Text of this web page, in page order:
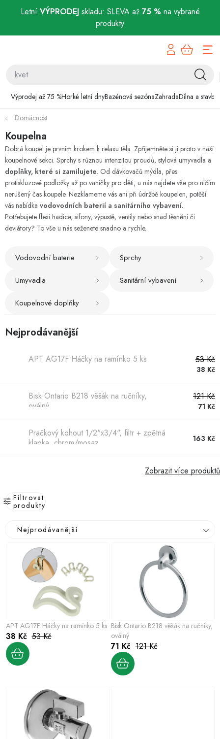
Letní VÝPRODEJskladu: SLEVA až 75 % na vybrané
produkty
Výprodej až 75 %Horké letní dnyBazénová sezónaZahradaDílna a stavba
Bazénová sezóna
Zahrada
Dílna a stavba
Domácnost
Chovatelské potřeby
Hobby
Dětské zboží a hračky
Novinky
World Cleanup Day
Akční ceny
Obchodní podmínky pro podnikatele
Způsob doručení a platby
Zásady používání cookies
O nás Blog
Domácnost
Koupelna
Dobrá koupel je prvním krokem k relaxu těla. Zpříjemněte si ji proto v naší
koupelnové sekci. Sprchy s různou intenzitou proudů, stylová umyvadla a
doplňky, které si zamilujete. Od dávkovačů mýdla, přes
protiskluzové podložky až po vaničky pro děti, u nás najdete vše pro ničím
nerušený čas koupele. Nezklameme vás ani při údržbě koupelen, potěší
vás nabídka vodovodních baterií a sanitárního vybavení.
Potřebujete flexi hadice, sifony, výpustě, ventily nebo snad těsnění či
deviátory? To vše u nás seženete snadno a rychle.
Vodovodní baterie Sprchy
Umyvadla Sanitární vybavení
Koupelnové doplňky
Nejprodávanější
APT AG17F Háčky na ramínko 5 ks 53 Kč
38 Kč
Bisk Ontario B218 věšák na ručníky,
oválný
121 Kč
71 Kč
Pračkový kohout 1/2"x3/4", filtr + zpětná
klapka, chrom/mosaz
163 Kč
Zobrazit více produktů
Filtrovat
produkty
d
u
k
r
o
d
u
Nejprodávanější
APT AG17F Háčky na ramínko 5 ks
38 Kč 53 Kč
Bisk Ontario B218 věšák na ručníky,
oválný
71 Kč 121 Kč